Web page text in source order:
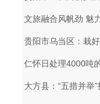
文旅融合风帆劲 魅
贵阳市乌当区：栽
仁怀日处理4000吨
大方县：“五措并举